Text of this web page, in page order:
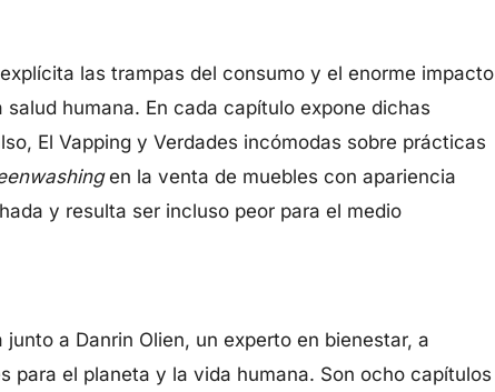
las trampas del consumo y el enorme impacto
humana. En cada capítulo expone dichas
El Vapping y Verdades incómodas sobre prácticas
en la venta de muebles con apariencia
y resulta ser incluso peor para el medio
a Danrin Olien, un experto en bienestar, a
para el planeta y la vida humana. Son ocho capítulos